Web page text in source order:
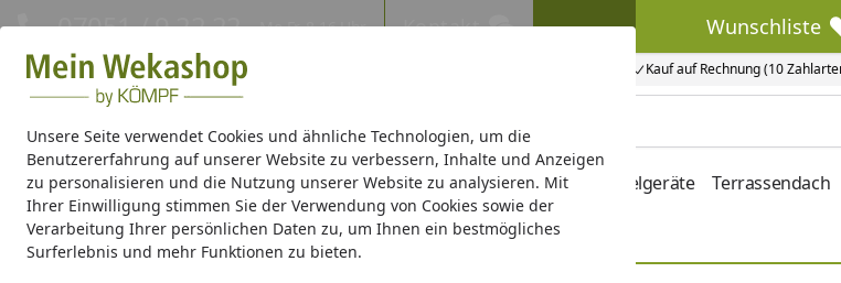
Unsere Seite verwendet Cookies und ähnliche Technologien, um die
Benutzererfahrung auf unserer Website zu verbessern, Inhalte und Anzeigen
zu personalisieren und die Nutzung unserer Website zu analysieren. Mit
Ihrer Einwilligung stimmen Sie der Verwendung von Cookies sowie der
Verarbeitung Ihrer persönlichen Daten zu, um Ihnen ein bestmögliches
Surferlebnis und mehr Funktionen zu bieten.
Eigene Montage-Teams Kauf auf Rechnung (10
07051 / 9 22 22 Mo-Fr. 8-16 Uhr Kontakt Wunschliste
Wunschliste
Gartenhaus Holz Gartenhaus Metall Pavillon Aufbewahrung Kinderspielgeräte Terrassendach
Weka Produktserien